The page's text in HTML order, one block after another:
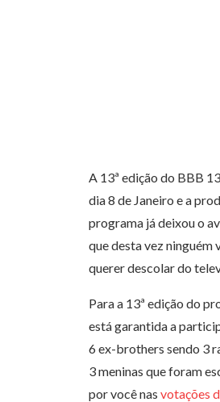
A 13ª edição do BBB
dia 8 de Janeiro e a
programa já deixou o
que desta vez ninguém
querer descolar do
Para a 13ª edição do
está garantida a
6 ex-brothers sendo 3
3 meninas que foram
por você nas votações